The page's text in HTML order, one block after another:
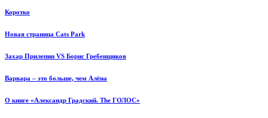
Коротко
Новая страница Cats Park
Захар Прилепин VS Борис Гребенщиков
Варвара – это больше, чем Алёна
О книге «Александр Градский. The ГОЛОС»